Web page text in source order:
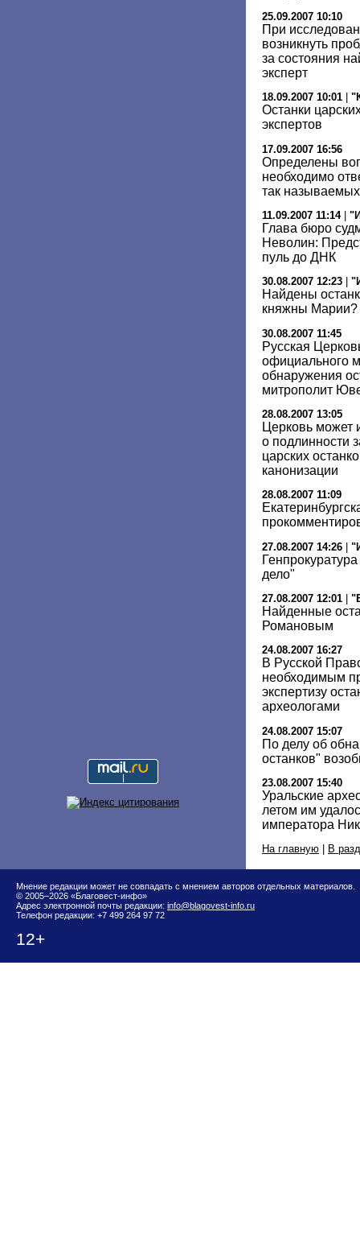
25.09.2007 10:10
При
возникнуть
за состояния
эксперт
18.09.2007 10:01
Останки
экспертов
17.09.2007 16:56
Определены
необходимо
так
11.09.2007 11:14|
Глава бюро
Неволин:
пуль до ДНК
30.08.2007 12:23
Найдены
княжны Марии?
30.08.2007 11:45
Русская
официального
обнаружения
митрополит
28.08.2007 13:05
Церковь может
о подлинности
царских
канонизации
28.08.2007 11:09
27.08.2007 14:26 |
дело"
27.08.2007 12:01
Найденные
Романовым
24.08.2007 16:27
В Русской
необходимым
экспертизу
археологами
24.08.2007 15:07
По делу об
останков"
23.08.2007 15:40
Уральские
летом им
императора
На главную В
Мнение редакции может не совпадать с мнением авторов отдельных материалов.
© 2005–2026 «Благовест-инфо»
Адрес электронной почты редакции: info@blagovest-info.ru
Телефон редакции: +7 499 264 97 72
12+